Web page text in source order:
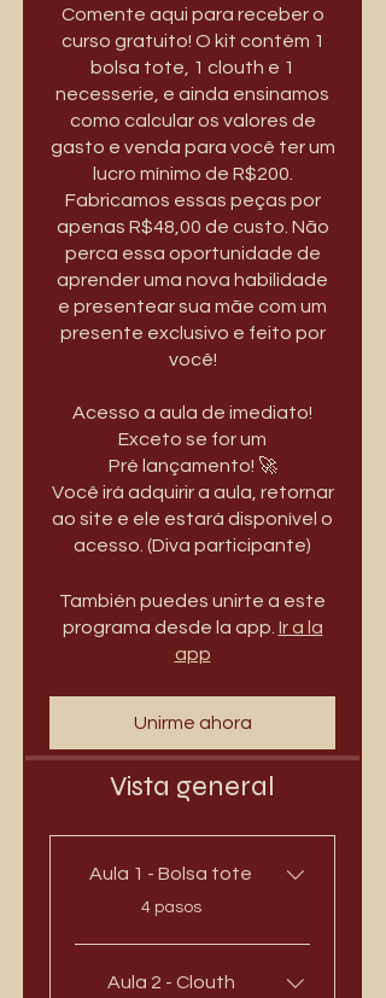
Comente aqui para receber o
curso gratuito! O kit contém 1
bolsa tote, 1 clouth e 1
necesserie, e ainda ensinamos
como calcular os valores de
gasto e venda para você ter um
lucro mínimo de R$200.
Fabricamos essas peças por
apenas R$48,00 de custo. Não
perca essa oportunidade de
aprender uma nova habilidade
e presentear sua mãe com um
presente exclusivo e feito por
você!
Acesso a aula de imediato!
Exceto se for um
Pré lançamento! 🚀
Você irá adquirir a aula, retornar
ao site e ele estará disponível o
acesso. (Diva participante)
También puedes unirte a este
programa desde la app. Ir a la
app
Unirme ahora
Vista general
Aula 1 - Bolsa tote
.
4 pasos
Aula 2 - Clouth